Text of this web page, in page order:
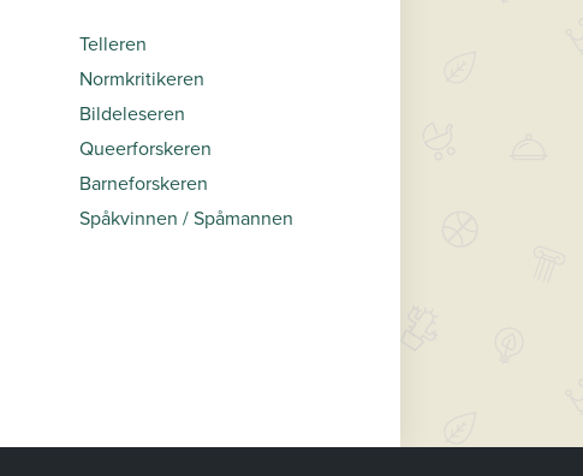
Telleren
Normkritikeren
Bildeleseren
Queerforskeren
Barneforskeren
Spåkvinnen / Spåmannen